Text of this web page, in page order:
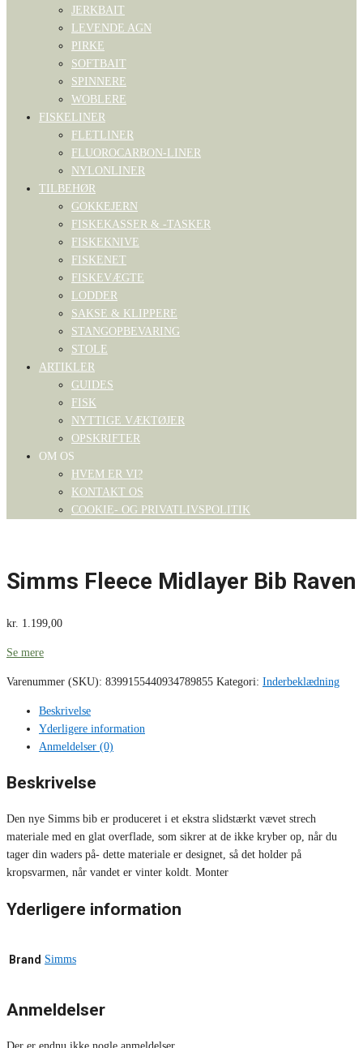
JERKBAIT
LEVENDE AGN
PIRKE
SOFTBAIT
SPINNERE
WOBLERE
FISKELINER
FLETLINER
FLUOROCARBON-LINER
NYLONLINER
TILBEHØR
GOKKEJERN
FISKEKASSER & -TASKER
FISKEKNIVE
FISKENET
FISKEVÆGTE
LODDER
SAKSE & KLIPPERE
STANGOPBEVARING
STOLE
ARTIKLER
GUIDES
FISK
NYTTIGE VÆKTØJER
OPSKRIFTER
OM OS
HVEM ER VI?
KONTAKT OS
COOKIE- OG PRIVATLIVSPOLITIK
Simms Fleece Midlayer Bib Raven
kr. 1.199,00
Se mere
Varenummer (SKU): 8399155440934789855 Kategori: Inderbeklædning
Beskrivelse
Yderligere information
Anmeldelser (0)
Beskrivelse
Den nye Simms bib er produceret i et ekstra slidstærkt vævet strech
materiale med en glat overflade, som sikrer at de ikke kryber op, når du
tager din waders på- dette materiale er designet, så det holder på
kropsvarmen, når vandet er vinter koldt. Monter
Yderligere information
Brand Simms
Anmeldelser